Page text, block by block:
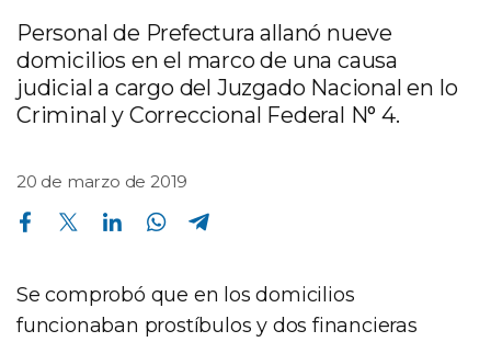
Personal de Prefectura allanó nueve
domicilios en el marco de una causa
judicial a cargo del Juzgado Nacional en lo
Criminal y Correccional Federal N° 4.
20 de marzo de 2019
Compartir en Facebook Compartir en Twitter Compartir en Linkedin Compartir en Whatsapp
Se comprobó que en los domicilios
funcionaban prostíbulos y dos financieras